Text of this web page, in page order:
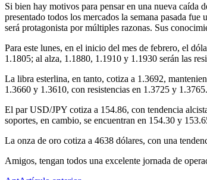
Si bien hay motivos para pensar en una nueva
presentado todos los mercados la semana pasada
será protagonista por múltiples razonas. Sus
Para este lunes, en el inicio del mes de febrero, el
1.1805; al alza, 1.1880, 1.1910 y 1.1930 serán las
La libra esterlina, en tanto, cotiza a 1.3692,
1.3660 y 1.3610, con resistencias en 1.3725 y 1.3765.
El par USD/JPY cotiza a 154.86, con tendencia
soportes, en cambio, se encuentran en 154.30 y
La onza de oro cotiza a 4638 dólares, con una
Amigos, tengan todos una excelente jornada de